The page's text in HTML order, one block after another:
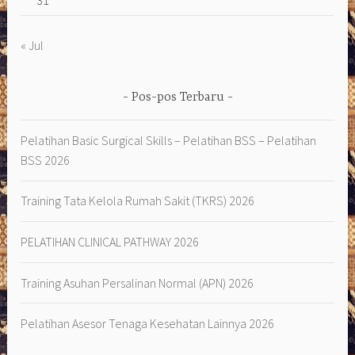
« Jul
Pos-pos Terbaru
Pelatihan Basic Surgical Skills – Pelatihan BSS – Pelatihan
BSS 2026
Training Tata Kelola Rumah Sakit (TKRS) 2026
PELATIHAN CLINICAL PATHWAY 2026
Training Asuhan Persalinan Normal (APN) 2026
Pelatihan Asesor Tenaga Kesehatan Lainnya 2026